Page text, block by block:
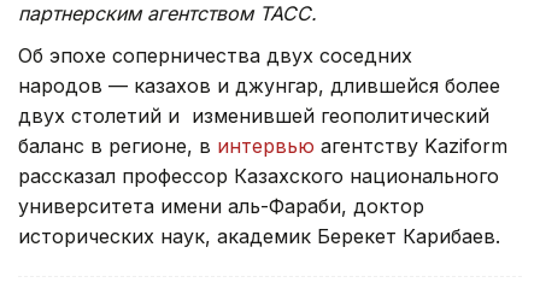
партнерским агентством ТАСС.
Об эпохе соперничества двух соседних
народов — казахов и джунгар, длившейся более
двух столетий и изменившей геополитический
баланс в регионе, в интервью агентству Kaziform
рассказал профессор Казахского национального
университета имени аль-Фараби, доктор
исторических наук, академик Берекет Карибаев.